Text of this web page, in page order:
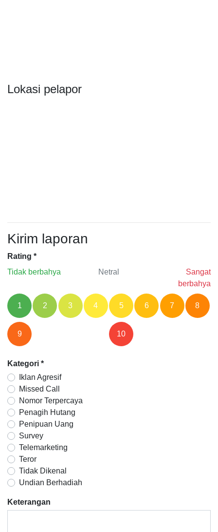
Lokasi pelapor
Kirim laporan
Rating *
Tidak berbahya
Netral
Sangat
berbahya
1 2 3 4 5 6 7 8
9 10
Kategori *
Iklan Agresif
Missed Call
Nomor Terpercaya
Penagih Hutang
Penipuan Uang
Survey
Telemarketing
Teror
Tidak Dikenal
Undian Berhadiah
Keterangan